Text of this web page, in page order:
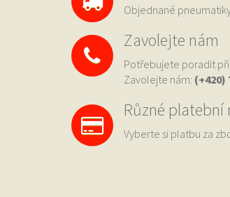
Objednané
Zavolejte nám
Potřebujete poradit
Zavolejte nám: (+420)
Různé platební
Vyberte si platbu za